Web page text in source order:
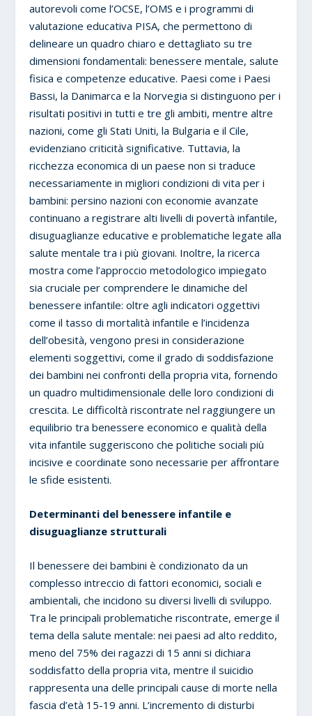
autorevoli come l’OCSE, l’OMS e i programmi di
valutazione educativa PISA, che permettono di
delineare un quadro chiaro e dettagliato su tre
dimensioni fondamentali: benessere mentale, salute
fisica e competenze educative. Paesi come i Paesi
Bassi, la Danimarca e la Norvegia si distinguono per i
risultati positivi in tutti e tre gli ambiti, mentre altre
nazioni, come gli Stati Uniti, la Bulgaria e il Cile,
evidenziano criticità significative. Tuttavia, la
ricchezza economica di un paese non si traduce
necessariamente in migliori condizioni di vita per i
bambini: persino nazioni con economie avanzate
continuano a registrare alti livelli di povertà infantile,
disuguaglianze educative e problematiche legate alla
salute mentale tra i più giovani. Inoltre, la ricerca
mostra come l’approccio metodologico impiegato
sia cruciale per comprendere le dinamiche del
benessere infantile: oltre agli indicatori oggettivi
come il tasso di mortalità infantile e l’incidenza
dell’obesità, vengono presi in considerazione
elementi soggettivi, come il grado di soddisfazione
dei bambini nei confronti della propria vita, fornendo
un quadro multidimensionale delle loro condizioni di
crescita. Le difficoltà riscontrate nel raggiungere un
equilibrio tra benessere economico e qualità della
vita infantile suggeriscono che politiche sociali più
incisive e coordinate sono necessarie per affrontare
le sfide esistenti.
Determinanti del benessere infantile e
disuguaglianze strutturali
Il benessere dei bambini è condizionato da un
complesso intreccio di fattori economici, sociali e
ambientali, che incidono su diversi livelli di sviluppo.
Tra le principali problematiche riscontrate, emerge il
tema della salute mentale: nei paesi ad alto reddito,
meno del 75% dei ragazzi di 15 anni si dichiara
soddisfatto della propria vita, mentre il suicidio
rappresenta una delle principali cause di morte nella
fascia d’età 15-19 anni. L’incremento di disturbi